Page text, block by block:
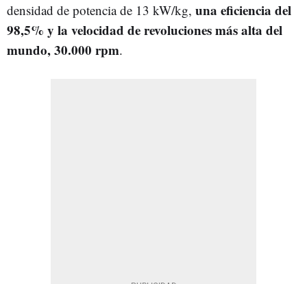
densidad de potencia de 13 kW/kg, una eficiencia del
98,5% y la velocidad de revoluciones más alta del
mundo, 30.000 rpm.